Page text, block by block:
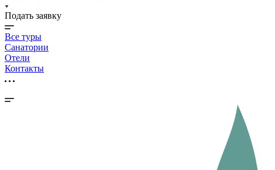
Подать заявку
Все туры
Санатории
Отели
Контакты